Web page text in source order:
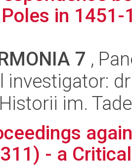
in
7 ,
investigator:
im.
- a